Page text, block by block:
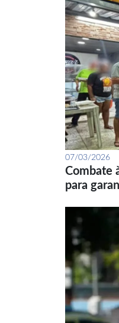
07/03/2026
Combate
para